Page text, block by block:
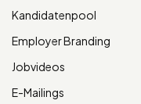
Kandidatenpool
Employer Branding
Jobvideos
E-Mailings